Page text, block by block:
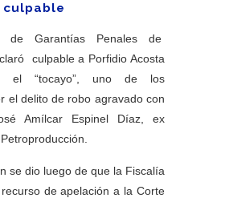
Garantías Penales de
culpable a Porfidio Acosta
el “tocayo”, uno de los
el delito de robo agravado con
Amílcar Espinel Díaz, ex
se dio luego de que la Fiscalía
de apelación a la Corte